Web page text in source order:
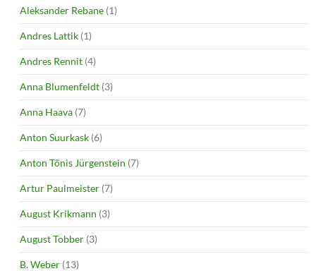
Aleksander Rebane (1)
Andres Lattik (1)
Andres Rennit (4)
Anna Blumenfeldt (3)
Anna Haava (7)
Anton Suurkask (6)
Anton Tõnis Jürgenstein (7)
Artur Paulmeister (7)
August Krikmann (3)
August Tobber (3)
B. Weber (13)